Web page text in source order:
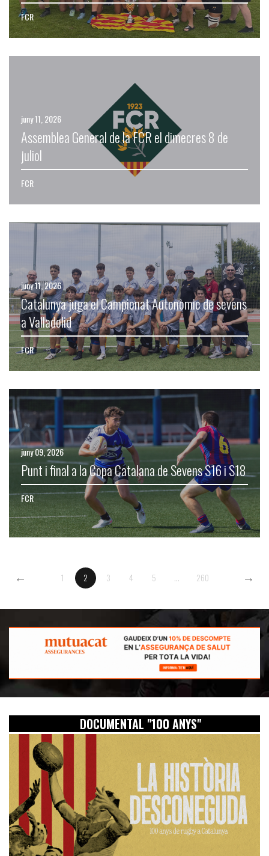
FCR
juny 11, 2026
Assemblea General de la FCR el dimecres 8 de
juliol
FCR
juny 11, 2026
Catalunya juga el Campionat Autonòmic de sevens
a Valladolid
FCR
juny 09, 2026
Punt i final a la Copa Catalana de Sevens S16 i S18
FCR
← 1 2 3 4 5 ... 260 →
DOCUMENTAL "100 ANYS"